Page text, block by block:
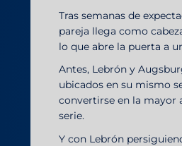
Tras semanas de
pareja llega como
lo que abre la puerta a
Antes, Lebrón y
ubicados en su mismo
convertirse en la mayor
serie.
Y con Lebrón